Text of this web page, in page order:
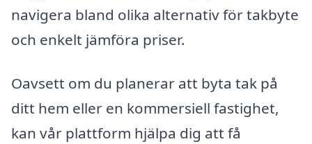
navigera bland olika alternativ för takbyte
och enkelt jämföra priser.
Oavsett om du planerar att byta tak på
ditt hem eller en kommersiell fastighet,
kan vår plattform hjälpa dig att få